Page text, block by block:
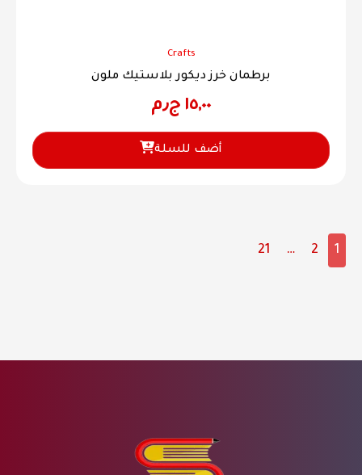
Crafts
برطمان خرز ديكور بلاستيك ملون
١٥,٠٠ ج٫م
أضف للسلة
1
2
…
21